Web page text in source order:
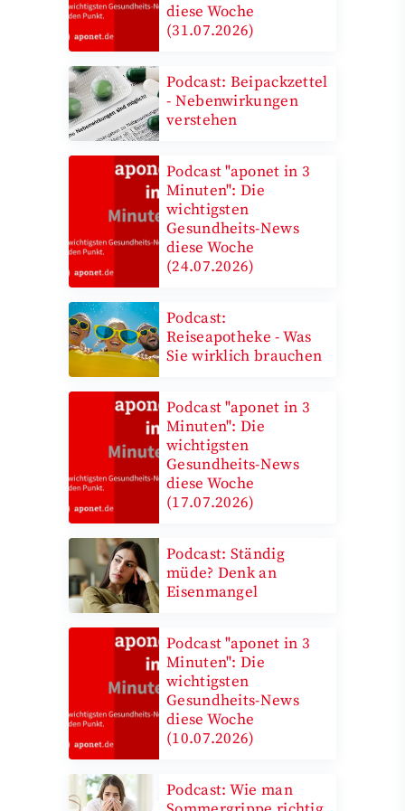
diese Woche
(31.07.2026)
Podcast: Beipackzettel
- Nebenwirkungen
verstehen
Podcast "aponet in 3
Minuten": Die
wichtigsten
Gesundheits-News
diese Woche
(24.07.2026)
Podcast:
Reiseapotheke - Was
Sie wirklich brauchen
Podcast "aponet in 3
Minuten": Die
wichtigsten
Gesundheits-News
diese Woche
(17.07.2026)
Podcast: Ständig
müde? Denk an
Eisenmangel
Podcast "aponet in 3
Minuten": Die
wichtigsten
Gesundheits-News
diese Woche
(10.07.2026)
Podcast: Wie man